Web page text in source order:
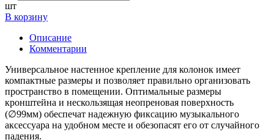
шт
В корзину
Описание
Комментарии
Универсальное настенное крепление для колонок имеет
компактные размеры и позволяет правильно организовать
пространство в помещении. Оптимальные размеры
кронштейна и нескользящая неопреновая поверхность
(∅99мм) обеспечат надежную фиксацию музыкального
аксессуара на удобном месте и обезопасят его от случайного
падения.